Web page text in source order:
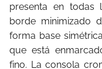
presenta en todas
borde minimizado
forma base
que está
fino. La consola